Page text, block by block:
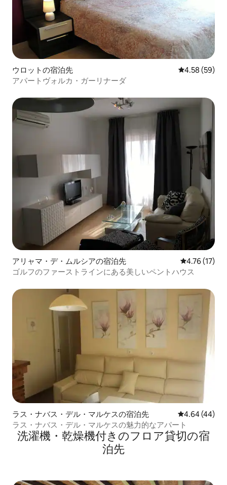
ウロットの宿泊先 レビュー59
4.58 (59)
アパートヴォルカ・ガーリナーダ
アリャマ・デ・ムルシアの宿泊先 レビュー17
4.76 (17)
ゴルフのファーストラインにある美しいペントハウス
ラス・ナバス・デル・マルケスの宿泊先 レビュー44
4.64 (44)
ラス・ナバス・デル・マルケスの魅力的なアパート
洗濯機・乾燥機付きのフロア貸切の宿
泊先